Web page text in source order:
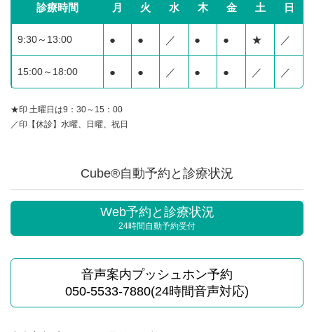
診療時間 月 火 水 木 金 土 日
9:30～13:00 ● ● ／ ● ● ★ ／
15:00～18:00 ● ● ／ ● ● ／ ／
★印 土曜日は9：30～15：00
／印【休診】水曜、日曜、祝日
Cube®自動予約と診療状況
Web予約と診療状況
24時間自動予約受付
音声案内プッシュホン予約
050-5533-7880(24時間音声対応)